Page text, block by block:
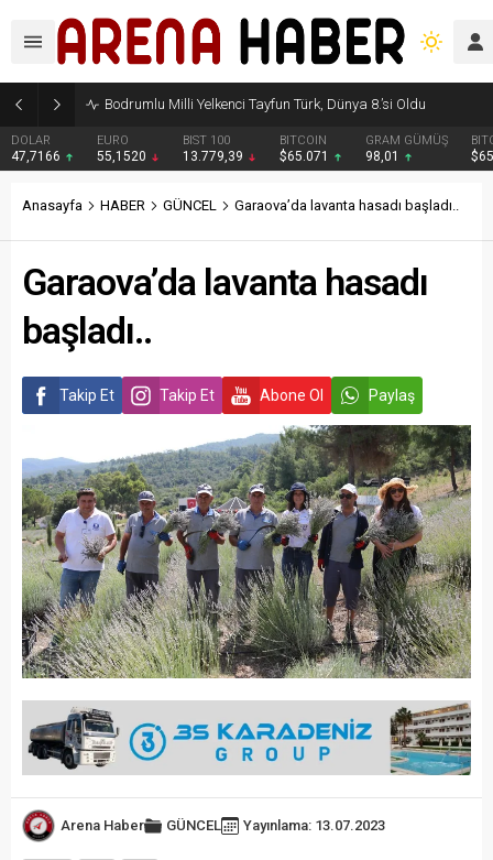
Bodrumlu Milli Yelkenci Tayfun Türk, Dünya 8.’si Oldu
DOLAR
47,7166
EURO
55,1520
BIST 100
13.779,39
BITCOIN
$65.071
GRAM GÜMÜŞ
98,01
Anasayfa HABER GÜNCEL Garaova’da lavanta hasadı başladı..
Garaova’da lavanta hasadı
başladı..
Takip Et Takip Et Abone Ol Paylaş
Arena Haber GÜNCEL Yayınlama: 13.07.2023